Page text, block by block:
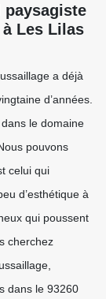
paysagiste
Les Lilas
a déjà
d’années.
le domaine
pouvons
celui qui
d’esthétique à
qui poussent
cherchez
dans le 93260